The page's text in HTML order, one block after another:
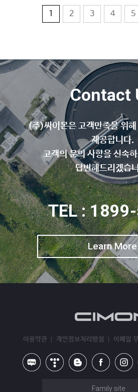
1 2 3 4 5
Contact
(주)싸이몬은 고객만족을 위
제공합니다.
고객의 문의 사항을 신속
답변해드리겠습
TEL :
Learn More
이용약관 개인정보처리방침 이메일
Family site